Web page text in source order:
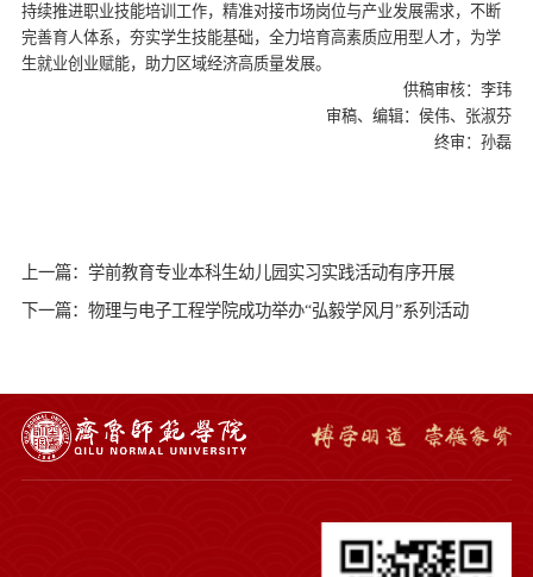
持续推进职业技能培训工作，精准对接市场岗位与产业发展需求，不断
完善育人体系，夯实学生技能基础，全力培育高素质应用型人才，为学
生就业创业赋能，助力区域经济高质量发展。
供稿审核：李玮
审稿、编辑：侯伟、张淑芬
终审：孙磊
上一篇：学前教育专业本科生幼儿园实习实践活动有序开展
下一篇：物理与电子工程学院成功举办“弘毅学风月”系列活动